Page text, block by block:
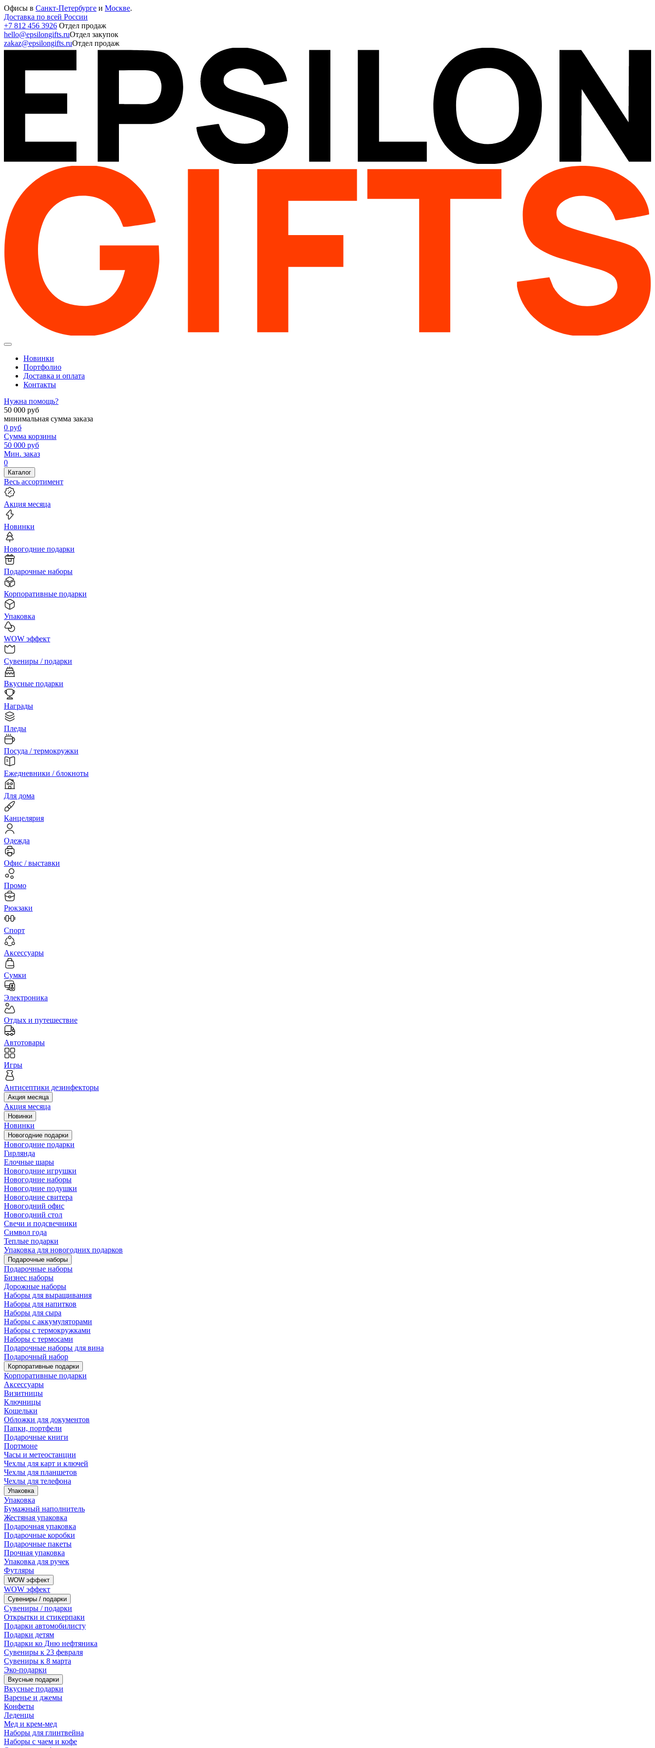
Офисы в Санкт-Петербурге и Москве.
Доставка по всей России
+7 812 456 3926 Отдел продаж
hello@epsilongifts.ruОтдел закупок
zakaz@epsilongifts.ruОтдел продаж
Новинки
Портфолио
Доставка и оплата
Контакты
Нужна помощь?
50 000 руб
минимальная сумма заказа
0 руб
Сумма корзины
50 000 руб
Мин. заказ
0
Каталог
Весь ассортимент
Акция месяца
Новинки
Новогодние подарки
Подарочные наборы
Корпоративные подарки
Упаковка
WOW эффект
Сувениры / подарки
Вкусные подарки
Награды
Пледы
Посуда / термокружки
Ежедневники / блокноты
Для дома
Канцелярия
Одежда
Офис / выставки
Промо
Рюкзаки
Спорт
Аксессуары
Сумки
Электроника
Отдых и путешествие
Автотовары
Игры
Антисептики дезинфекторы
Акция месяца
Акция месяца
Новинки
Новинки
Новогодние подарки
Новогодние подарки
Гирлянда
Елочные шары
Новогодние игрушки
Новогодние наборы
Новогодние подушки
Новогодние свитера
Новогодний офис
Новогодний стол
Свечи и подсвечники
Символ года
Теплые подарки
Упаковка для новогодних подарков
Подарочные наборы
Подарочные наборы
Бизнес наборы
Дорожные наборы
Наборы для выращивания
Наборы для напитков
Наборы для сыра
Наборы с аккумуляторами
Наборы с термокружками
Наборы с термосами
Подарочные наборы для вина
Подарочный набор
Корпоративные подарки
Корпоративные подарки
Аксессуары
Визитницы
Ключницы
Кошельки
Обложки для документов
Папки, портфели
Подарочные книги
Портмоне
Часы и метеостанции
Чехлы для карт и ключей
Чехлы для планшетов
Чехлы для телефона
Упаковка
Упаковка
Бумажный наполнитель
Жестяная упаковка
Подарочная упаковка
Подарочные коробки
Подарочные пакеты
Прочная упаковка
Упаковка для ручек
Футляры
WOW эффект
WOW эффект
Сувениры / подарки
Сувениры / подарки
Открытки и стикерпаки
Подарки автомобилисту
Подарки детям
Подарки ко Дню нефтяника
Сувениры к 23 февраля
Сувениры к 8 марта
Эко-подарки
Вкусные подарки
Вкусные подарки
Варенье и джемы
Конфеты
Леденцы
Мед и крем-мед
Наборы для глинтвейна
Наборы с чаем и кофе